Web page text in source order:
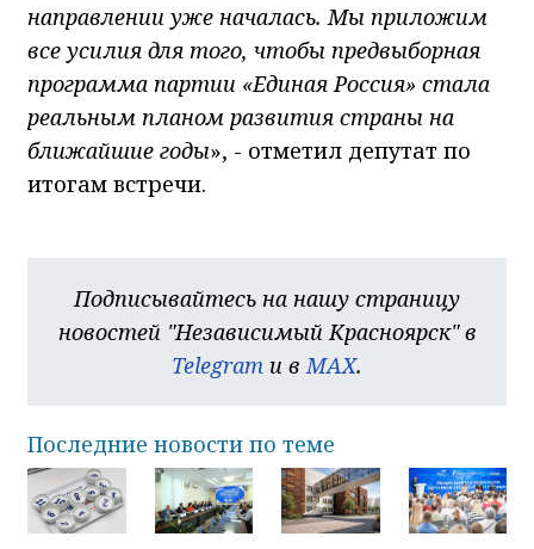
направлении уже началась. Мы приложим
все усилия для того, чтобы предвыборная
программа партии «Единая Россия» стала
реальным планом развития страны на
ближайшие годы», - отметил депутат по
итогам встречи.
Подписывайтесь на нашу страницу
новостей "Независимый Красноярск" в
Telegram и в MAX.
Последние новости по теме